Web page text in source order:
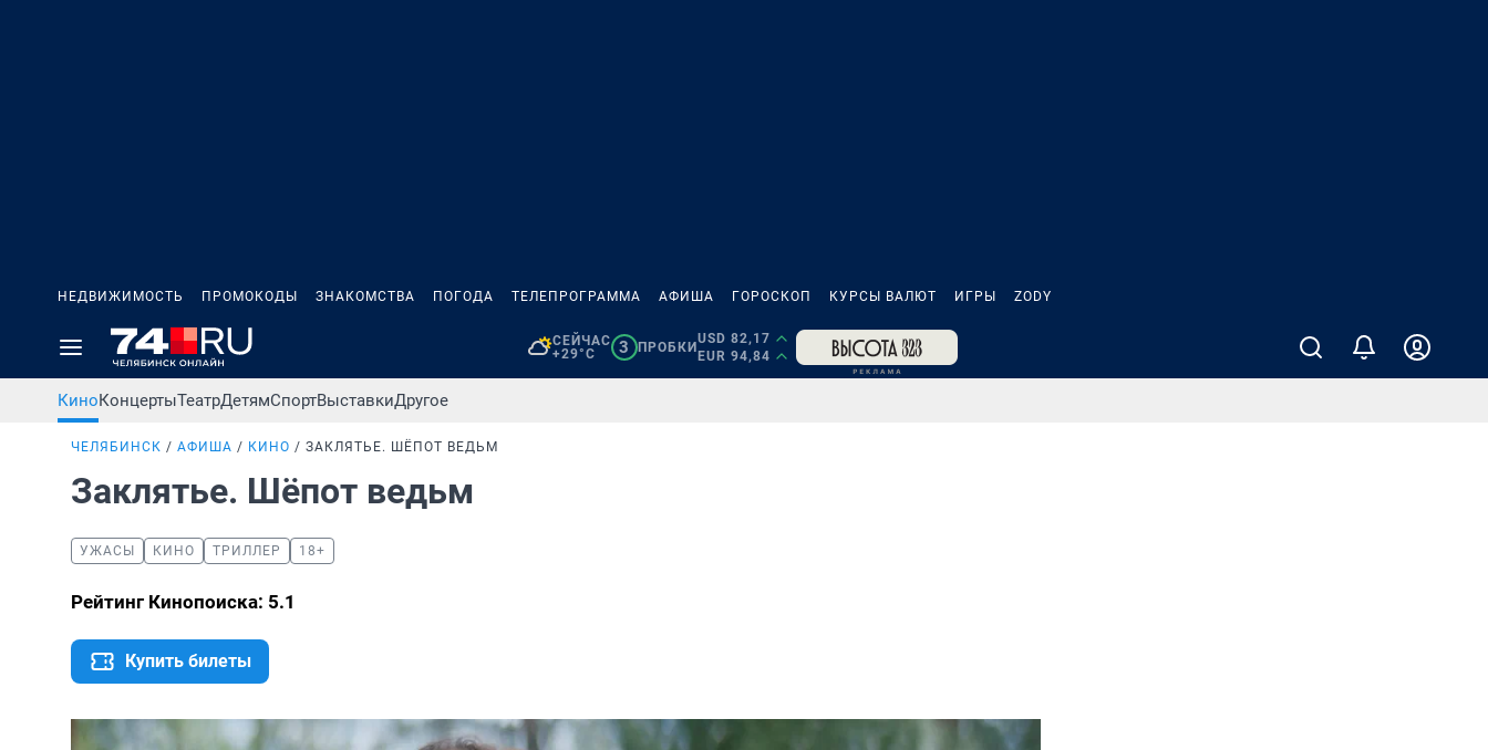
НЕДВИЖИМОСТЬ ПРОМОКОДЫ ЗНАКОМСТВА ПОГОДА ТЕЛЕПРОГРАММА АФИША ГОРОСКОП КУРСЫ ВАЛЮТ ИГРЫ ZODY
СЕЙЧАС
+29°C
3 ПРОБКИ
USD 82,17
EUR 94,84
КиноКонцертыТеатрДетямСпортВыставкиДругое
ЧЕЛЯБИНСК АФИША КИНО ЗАКЛЯТЬЕ. ШЁПОТ ВЕДЬМ
Заклятье. Шёпот ведьм
УЖАСЫ КИНО ТРИЛЛЕР 18+
Рейтинг Кинопоиска: 5.1
Купить билеты